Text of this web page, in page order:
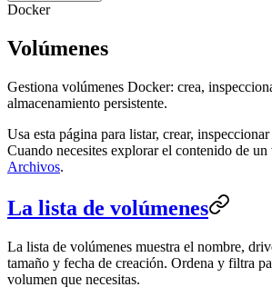
Docker
Volúmenes
Gestiona volúmenes Docker: crea,
almacenamiento persistente.
Usa esta página para listar, crear,
Cuando necesites explorar el contenido de
Archivos.
La lista de volúmenes
La lista de volúmenes muestra el nombre,
tamaño y fecha de creación. Ordena y filtra
volumen que necesitas.